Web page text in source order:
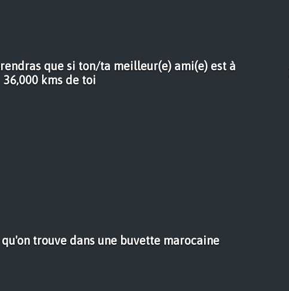
que si ton/ta meilleur(e) ami(e) est à
36,000 kms de toi
trouve dans une buvette marocaine